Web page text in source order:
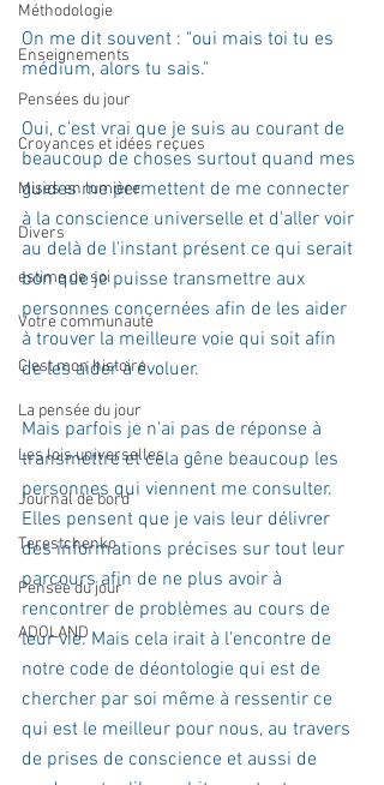
Méthodologie
Enseignements
Pensées du jour
Croyances et idées reçues
Mises en lumière
Divers
estime de soi
Votre communauté
C'est mon histoire
La pensée du jour
Les lois universelles
Journal de bord
Terestchenko
Pensée du jour
ADOLAND
On me dit souvent : "oui mais toi tu es
médium, alors tu sais."
Oui, c'est vrai que je suis au courant de
beaucoup de choses surtout quand mes
guides me permettent de me connecter
à la conscience universelle et d'aller voir
au delà de l'instant présent ce qui serait
bon que je puisse transmettre aux
personnes concernées afin de les aider
à trouver la meilleure voie qui soit afin
de les aider à évoluer.
Mais parfois je n'ai pas de réponse à
transmettre et cela gêne beaucoup les
personnes qui viennent me consulter.
Elles pensent que je vais leur délivrer
des informations précises sur tout leur
parcours afin de ne plus avoir à
rencontrer de problèmes au cours de
leur vie. Mais cela irait à l'encontre de
notre code de déontologie qui est de
chercher par soi même à ressentir ce
qui est le meilleur pour nous, au travers
de prises de conscience et aussi de